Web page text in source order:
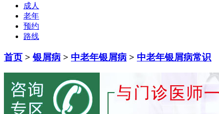
成人
老年
预约
路线
首页 >银屑病 > 中老年银屑病 > 中老年银屑病常识